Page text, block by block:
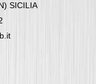
SICILIA